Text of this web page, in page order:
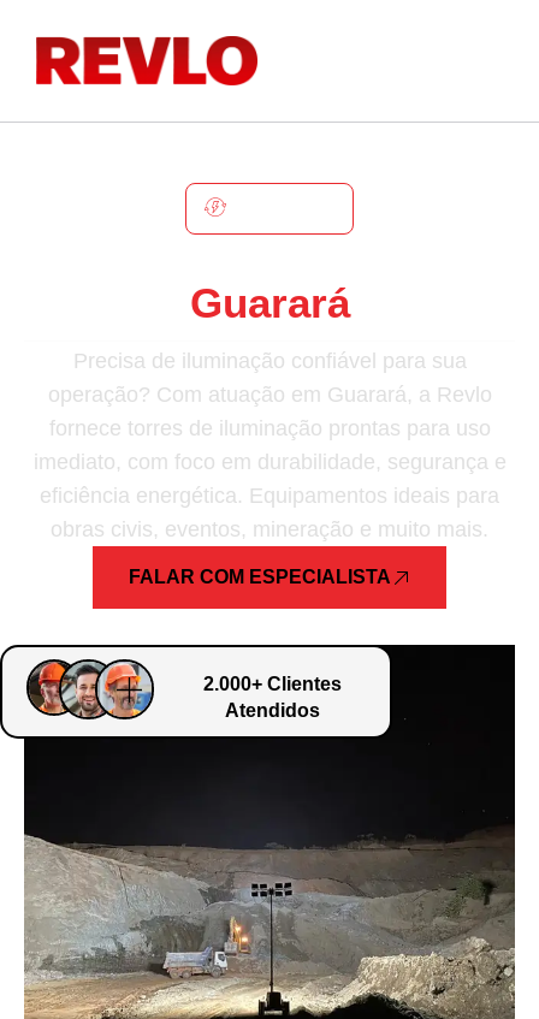
Guarará
Precisa de iluminação confiável para sua
operação? Com atuação em Guarará, a Revlo
fornece torres de iluminação prontas para uso
imediato, com foco em durabilidade, segurança e
eficiência energética. Equipamentos ideais para
obras civis, eventos, mineração e muito mais.
FALAR COM ESPECIALISTA
2.000+ Clientes
Atendidos